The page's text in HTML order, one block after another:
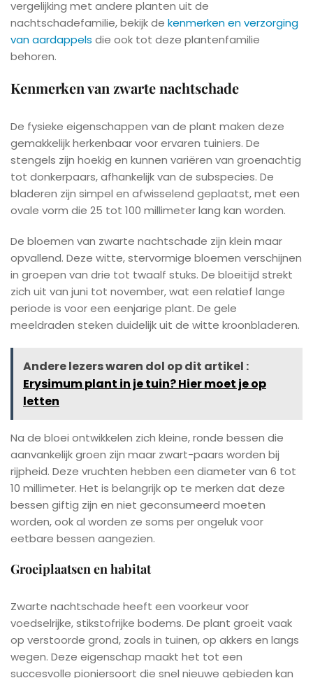
vergelijking met andere planten uit de
nachtschadefamilie, bekijk de kenmerken en verzorging
van aardappels die ook tot deze plantenfamilie
behoren.
Kenmerken van zwarte nachtschade
De fysieke eigenschappen van de plant maken deze
gemakkelijk herkenbaar voor ervaren tuiniers. De
stengels zijn hoekig en kunnen variëren van groenachtig
tot donkerpaars, afhankelijk van de subspecies. De
bladeren zijn simpel en afwisselend geplaatst, met een
ovale vorm die 25 tot 100 millimeter lang kan worden.
De bloemen van zwarte nachtschade zijn klein maar
opvallend. Deze witte, stervormige bloemen verschijnen
in groepen van drie tot twaalf stuks. De bloeitijd strekt
zich uit van juni tot november, wat een relatief lange
periode is voor een eenjarige plant. De gele
meeldraden steken duidelijk uit de witte kroonbladeren.
Andere lezers waren dol op dit artikel :
Erysimum plant in je tuin? Hier moet je op
letten
Na de bloei ontwikkelen zich kleine, ronde bessen die
aanvankelijk groen zijn maar zwart-paars worden bij
rijpheid. Deze vruchten hebben een diameter van 6 tot
10 millimeter. Het is belangrijk op te merken dat deze
bessen giftig zijn en niet geconsumeerd moeten
worden, ook al worden ze soms per ongeluk voor
eetbare bessen aangezien.
Groeiplaatsen en habitat
Zwarte nachtschade heeft een voorkeur voor
voedselrijke, stikstofrijke bodems. De plant groeit vaak
op verstoorde grond, zoals in tuinen, op akkers en langs
wegen. Deze eigenschap maakt het tot een
succesvolle pioniersoort die snel nieuwe gebieden kan